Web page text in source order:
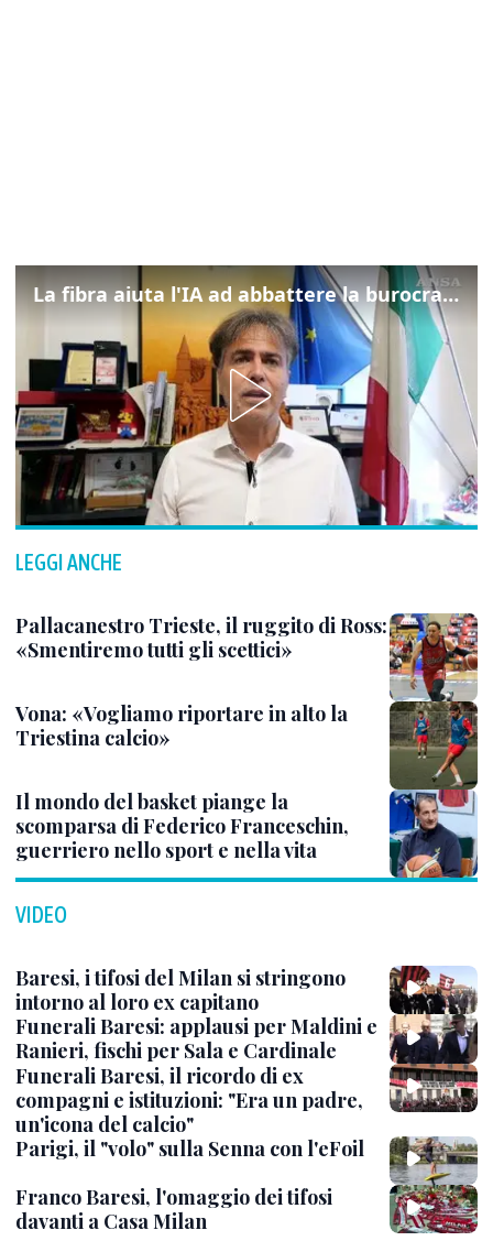
La fibra aiuta l'IA ad abbattere la burocrazia, progetto pilota in Veneto
LEGGI ANCHE
Pallacanestro Trieste, il ruggito di Ross:
«Smentiremo tutti gli scettici»
Vona: «Vogliamo riportare in alto la
Triestina calcio»
Il mondo del basket piange la
scomparsa di Federico Franceschin,
guerriero nello sport e nella vita
VIDEO
Baresi, i tifosi del Milan si stringono
intorno al loro ex capitano
Funerali Baresi: applausi per Maldini e
Ranieri, fischi per Sala e Cardinale
Funerali Baresi, il ricordo di ex
compagni e istituzioni: "Era un padre,
un'icona del calcio"
Parigi, il "volo" sulla Senna con l'eFoil
Franco Baresi, l'omaggio dei tifosi
davanti a Casa Milan